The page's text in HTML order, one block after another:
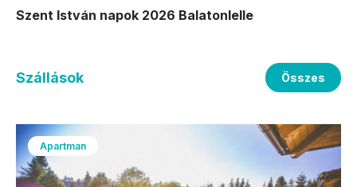
Szent István napok 2026 Balatonlelle
Szállások Összes
Apartman